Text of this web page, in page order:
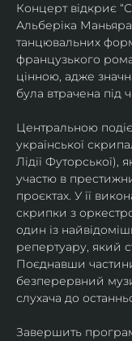
Концерт відкриє
Альберіка
танцювальних
французького
цінною, адже
була втрачена під
Центральною
української
Лідії Футорської),
участю в
проєктах. У її
скрипки з
один із
репертуару, який
Поєднавши
безперервний
слухача до
Завершить